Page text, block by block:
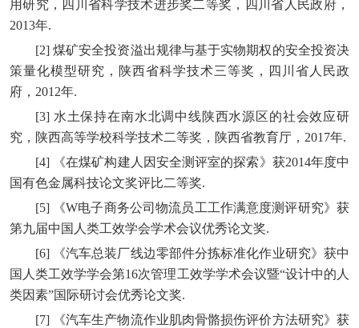
用研究，四川省科学技术进步奖二等奖，四川省人民政府，
2013年.
[2] 煤矿安全投资溢出规律与基于实物期权的安全投资决
策量化模型研究，陕西省科学技术三等奖，四川省人民政
府，2012年.
[3] 水土保持在南水北调中线陕西水源区的社会效应研
究，陕西高等学校科学技术二等奖，陕西省教育厅，2017年.
[4] 《在煤矿构建人因安全测评室的探索》获2014年度中
国有色金属科技论文奖评比二等奖.
[5] 《W电子商务公司物流员工工作满意度测评研究》获
第九届中国人类工效学会学术会议优秀论文奖.
[6] 《汽车总装厂线边零部件分拣标准化作业研究》获中
国人类工效学学会第16次管理工效学学术会议暨“设计中的人
类因素”国际研讨会优秀论文奖.
[7] 《汽车生产物流作业肌肉骨骼损伤评价方法研究》获